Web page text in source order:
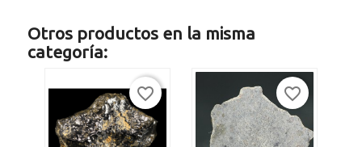
Otros productos en la misma
categoría:
favorite_border favorite_border